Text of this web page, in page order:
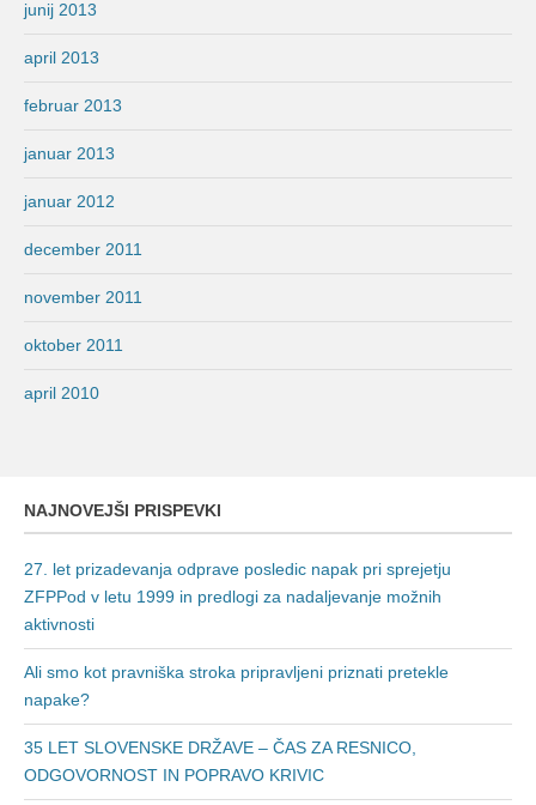
junij 2013
april 2013
februar 2013
januar 2013
januar 2012
december 2011
november 2011
oktober 2011
april 2010
NAJNOVEJŠI PRISPEVKI
27. let prizadevanja odprave posledic napak pri sprejetju
ZFPPod v letu 1999 in predlogi za nadaljevanje možnih
aktivnosti
Ali smo kot pravniška stroka pripravljeni priznati pretekle
napake?
35 LET SLOVENSKE DRŽAVE – ČAS ZA RESNICO,
ODGOVORNOST IN POPRAVO KRIVIC